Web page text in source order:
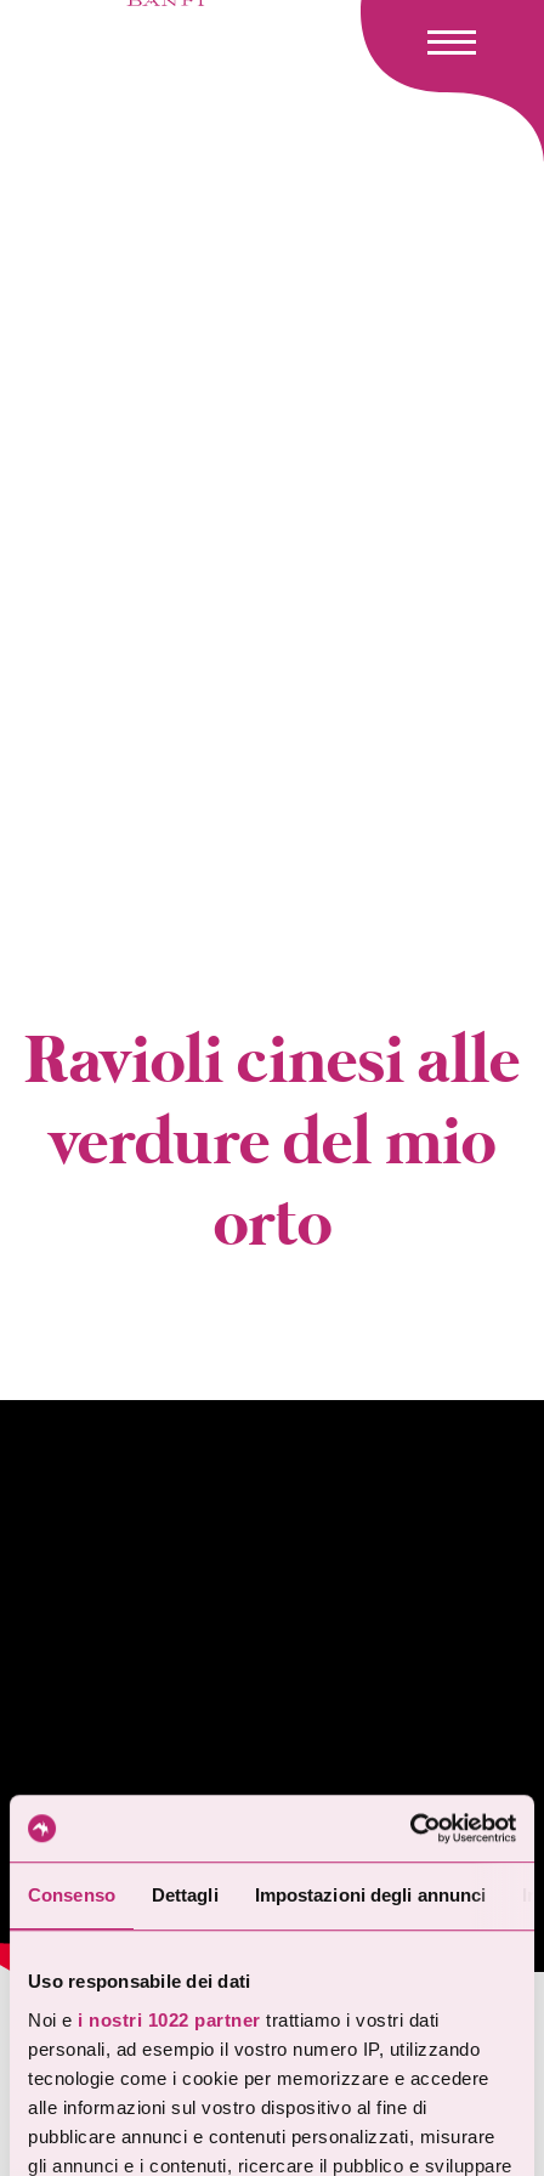
Consenso Dettagli Impostazioni degli annunci
Uso responsabile dei dati
Noi e i nostri 1022 partner trattiamo i vostri dati
personali, ad esempio il vostro numero IP, utilizzando
tecnologie come i cookie per memorizzare e accedere
alle informazioni sul vostro dispositivo al fine di
pubblicare annunci e contenuti personalizzati, misurare
gli annunci e i contenuti, ricercare il pubblico e sviluppare
Ravioli cinesi alle
verdure del mio
orto
La Pettegola va in Cina
Lo so cosa stai pensando: “La Pettegola è andata anche
in Cina?”. Ebbene sì, per un tour di degustazione